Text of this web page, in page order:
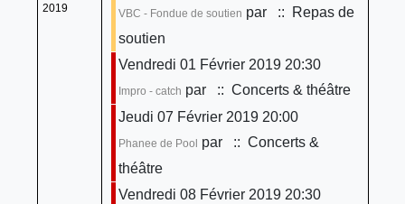
2019
VBC - Fondue de soutien par
:: Repas de
soutien
Vendredi 01 Février 2019 20:30
Impro - catch par
:: Concerts & théâtre
Jeudi 07 Février 2019 20:00
Phanee de Pool par
:: Concerts &
théâtre
Vendredi 08 Février 2019 20:30